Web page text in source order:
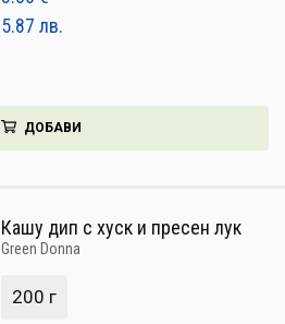
5.87 лв.
ДОБАВИ
Кашу дип с хуск и пресен лук
Green Donna
200 г